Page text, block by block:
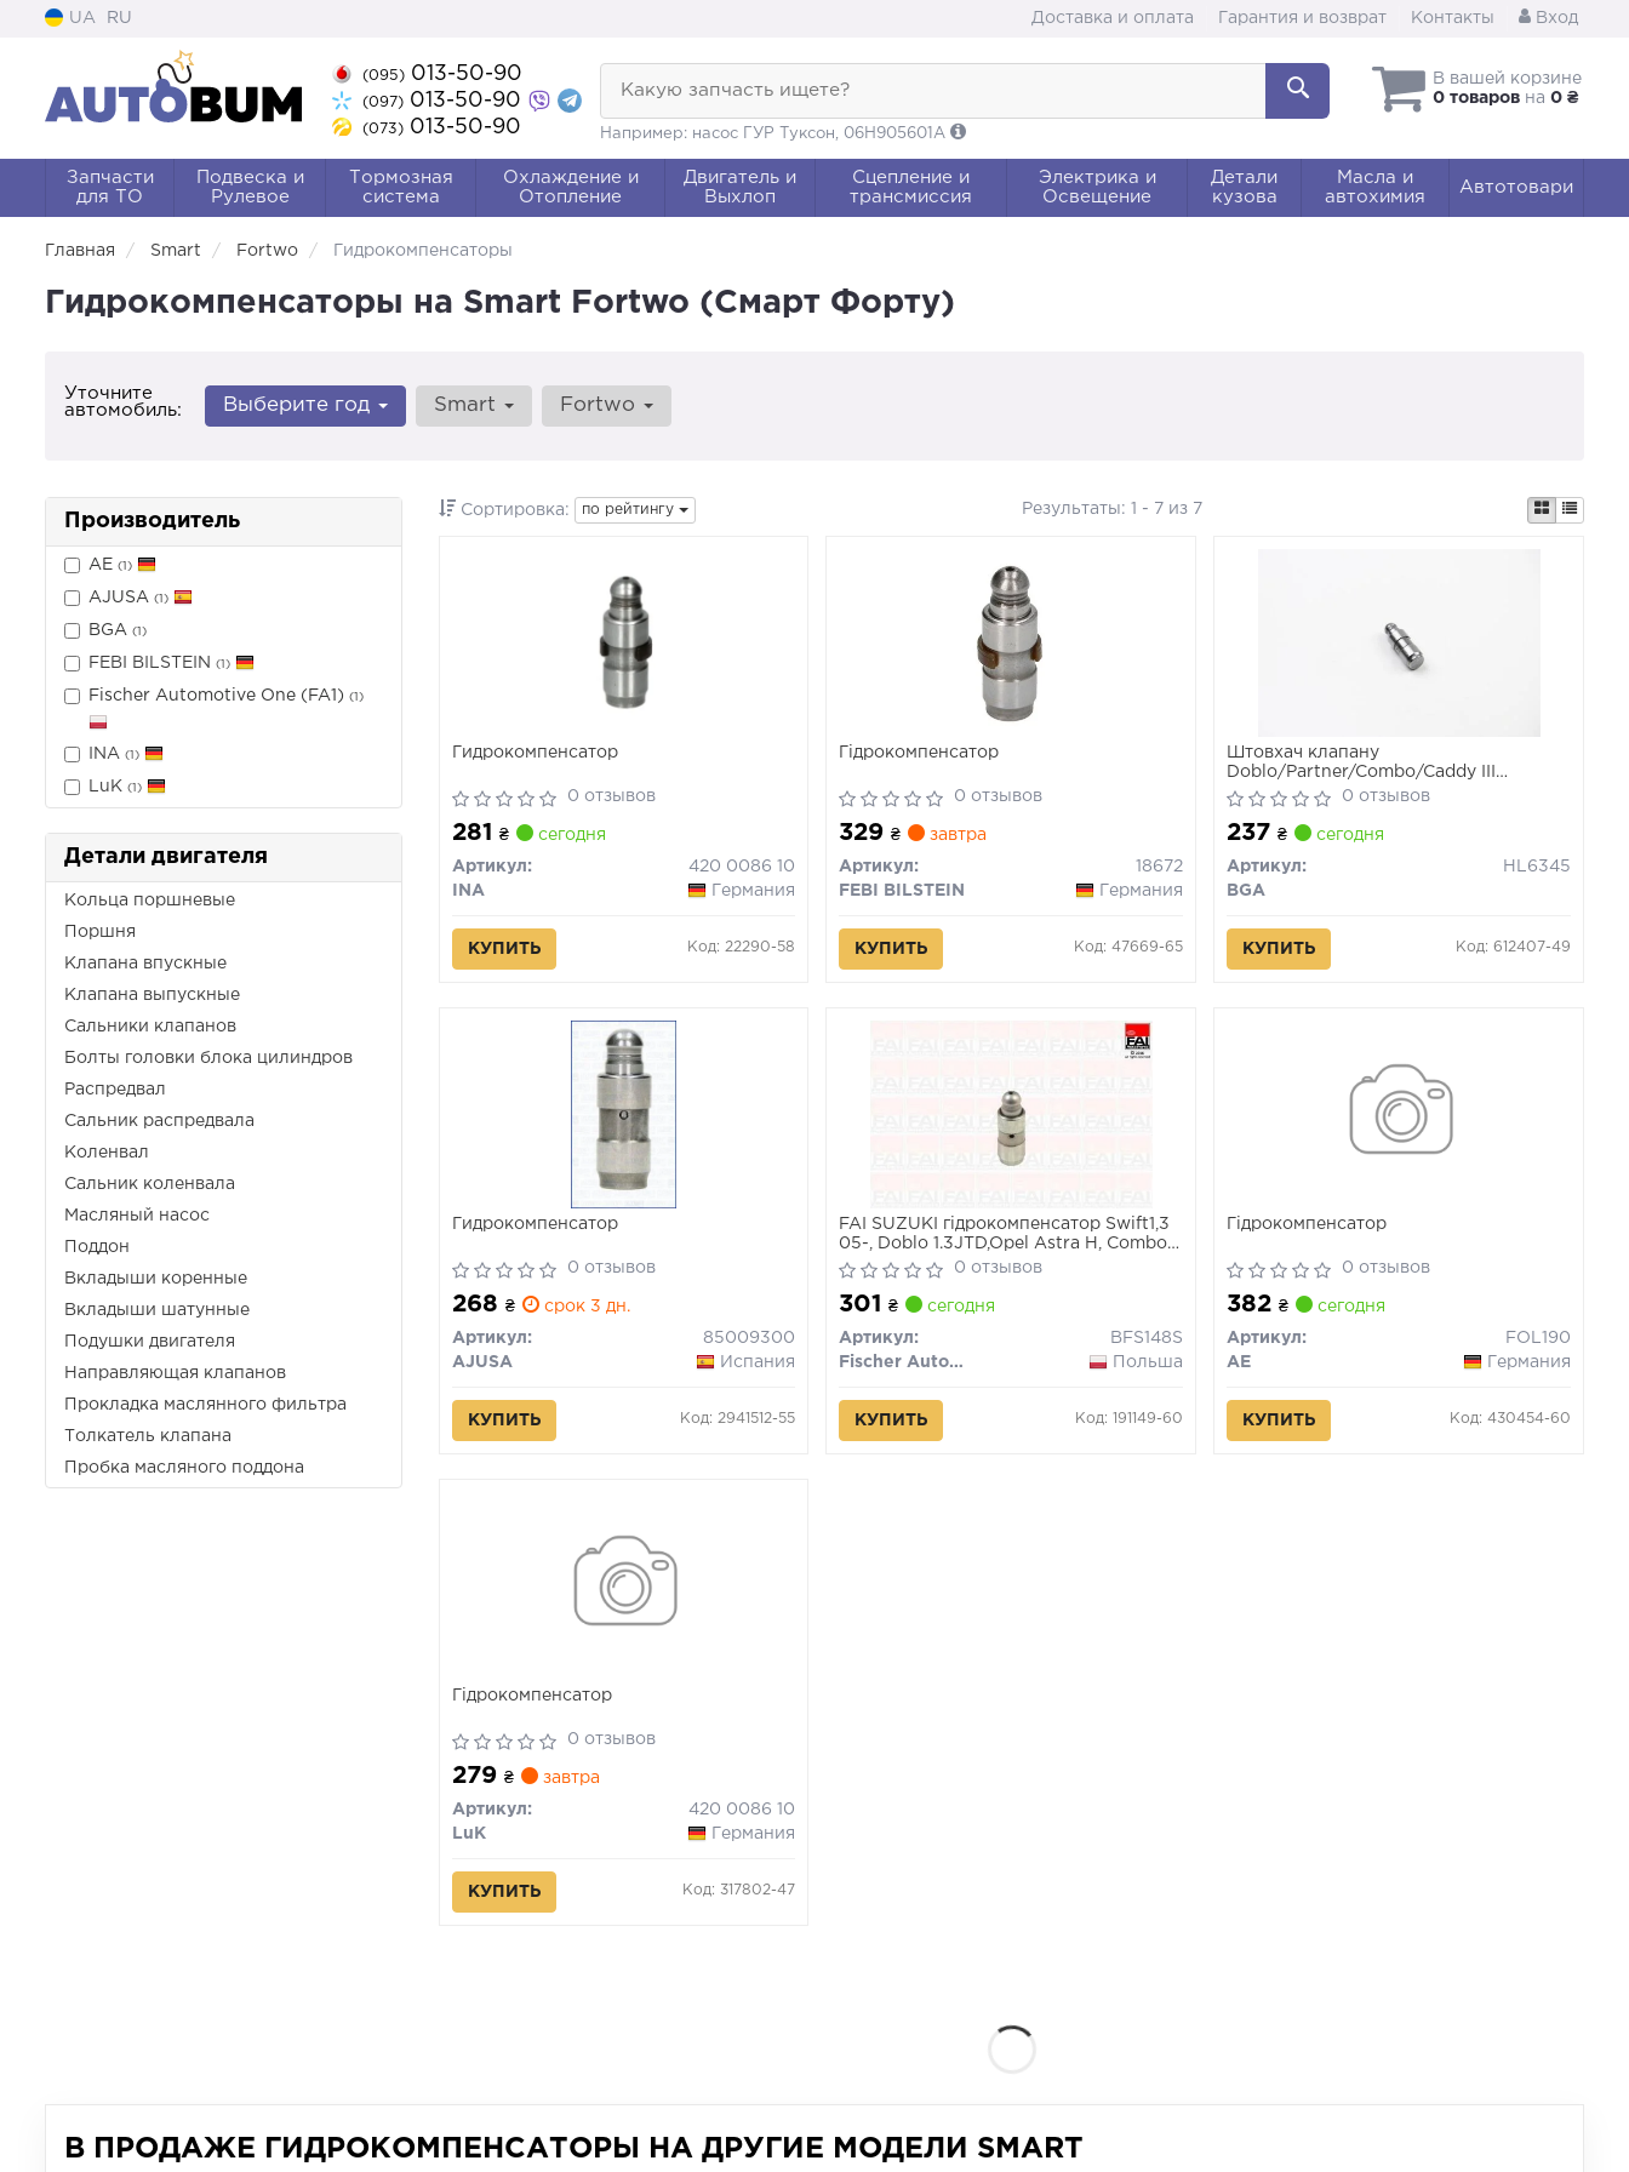
UA RU Доставка и оплата Гарантия и возврат Контакты Вход
(095)013-50-90
(097)013-50-90
(073)013-50-90
В вашей корзине
0 товаров на 0 ₴
Какую запчасть ищете?
Например: насос ГУР Туксон, 06H905601A
Запчасти
для ТО
Подвеска и
Рулевое
Тормозная
система
Охлаждение и
Отопление
Двигатель и
Выхлоп
Сцепление и
трансмиссия
Электрика и
Освещение
Детали
кузова
Масла и
автохимия
Автотовари
Главная Smart Fortwo Гидрокомпенсаторы
Гидрокомпенсаторы на Smart Fortwo (Смарт Форту)
Уточните
автомобиль:
Выберите год Smart Fortwo
Производитель
AE (1)
AJUSA (1)
BGA (1)
FEBI BILSTEIN (1)
Fischer Automotive One (FA1) (1)
INA (1)
LuK (1)
Детали двигателя
Кольца поршневые
Поршня
Клапана впускные
Клапана выпускные
Сальники клапанов
Болты головки блока цилиндров
Распредвал
Сальник распредвала
Коленвал
Сальник коленвала
Масляный насос
Поддон
Вкладыши коренные
Вкладыши шатунные
Подушки двигателя
Направляющая клапанов
Прокладка маслянного фильтра
Толкатель клапана
Пробка масляного поддона
Сортировка: по рейтингу Результаты: 1 - 7 из 7
Гидрокомпенсатор
0 отзывов
281 ₴ сегодня
Артикул:
420 0086 10
INA
Германия
КУПИТЬ Код: 22290-58
Гідрокомпенсатор
0 отзывов
329₴ завтра
Артикул:
18672
FEBI BILSTEIN
Германия
КУПИТЬ Код: 47669-65
Штовхач клапану
Doblo/Partner/Combo/Caddy III
1.3/1.6/2.0/2.3 D/DMultijet/JTD/CDTI/i
99-
0 отзывов
237₴ сегодня
Артикул:
HL6345
BGA
КУПИТЬ Код: 612407-49
Гидрокомпенсатор
0 отзывов
268 ₴ срок 3 дн.
Артикул:
85009300
AJUSA
Испания
КУПИТЬ Код: 2941512-55
FAI SUZUKI гідрокомпенсатор Swift1,3
05-, Doblo 1.3JTD,Opel Astra H, Combo
1.3
0 отзывов
301₴ сегодня
Артикул:
BFS148S
Fischer Automotive One (FA1)
Польша
КУПИТЬ Код: 191149-60
Гідрокомпенсатор
0 отзывов
382₴ сегодня
Артикул:
FOL190
AE
Германия
КУПИТЬ Код: 430454-60
Гідрокомпенсатор
0 отзывов
279 ₴ завтра
Артикул:
420 0086 10
LuK
Германия
КУПИТЬ Код: 317802-47
В ПРОДАЖЕ ГИДРОКОМПЕНСАТОРЫ НА ДРУГИЕ МОДЕЛИ SMART